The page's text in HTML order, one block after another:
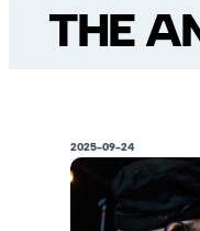
THE
2025-09-24